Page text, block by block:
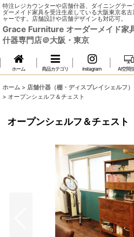
特注レジカウンターや店舗什器、ダイニングテ
ダーメイド家具を受注生産している大阪東京名
ャーです。店舗設計や店舗デザインも対応可。
Grace Furniture オーダーメイド家
什器専門店＠大阪・東京
ホーム 商品カテゴリ instagram AI空間
ホーム > 店舗什器（棚・ディスプレイシェルフ）
> オープンシェルフ＆チェスト
オープンシェルフ＆チェスト